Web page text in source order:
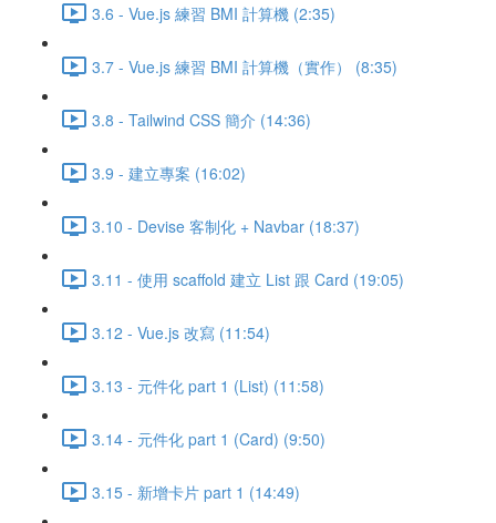
3.6 - Vue.js 練習 BMI 計算機 (2:35)
3.7 - Vue.js 練習 BMI 計算機（實作） (8:35)
3.8 - Tailwind CSS 簡介 (14:36)
3.9 - 建立專案 (16:02)
3.10 - Devise 客制化 + Navbar (18:37)
3.11 - 使用 scaffold 建立 List 跟 Card (19:05)
3.12 - Vue.js 改寫 (11:54)
3.13 - 元件化 part 1 (List) (11:58)
3.14 - 元件化 part 1 (Card) (9:50)
3.15 - 新增卡片 part 1 (14:49)